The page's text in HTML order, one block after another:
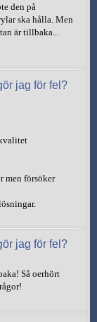
den på
ska hålla. Men
är tillbaka...
jag för fel?
men försöker
jag för fel?
Så oerhört